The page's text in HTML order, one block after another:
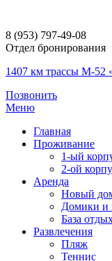
8 (953) 797-49-08
Отдел бронирования
1407 км трассы М-52
Позвонить
Меню
Главная
Проживание
1-ый
2-ой
Аренда
Новый
Домики и
База
Развлечения
Пляж
Теннис